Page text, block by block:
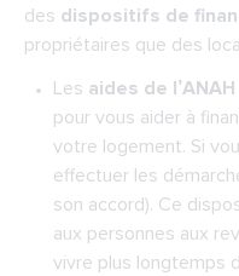
des dispositifs de
propriétaires que des
Les aides de l’ANAH
pour vous aider à
votre logement. Si
effectuer les
son accord). Ce
aux personnes aux
vivre plus longtemps